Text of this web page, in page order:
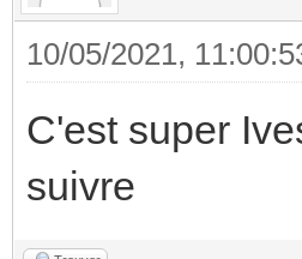
10/05/2021,
C'est super
suivre